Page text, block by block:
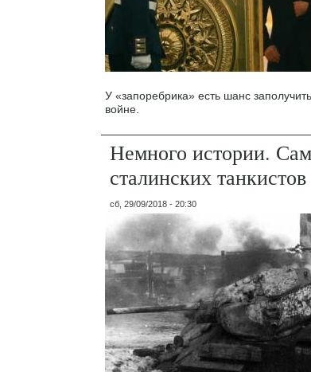
У «запоребрика» есть шанс
войне.
Немного истории.
сталинских танкистов
сб, 29/09/2018 - 20:30